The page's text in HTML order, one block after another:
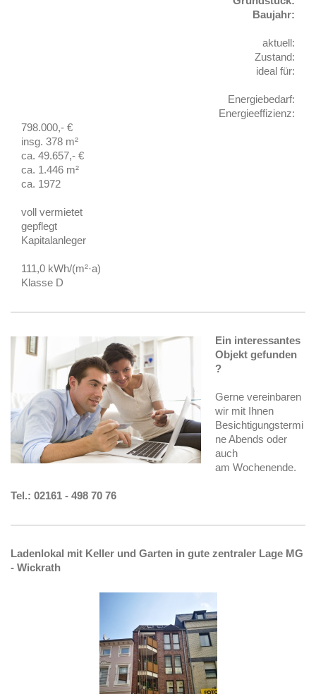
Baujahr:
aktuell:
Zustand:
ideal für:
Energiebedarf:
Energieeffizienz:
798.000,- €
insg. 378 m²
ca. 49.657,- €
ca. 1.446 m²
ca. 1972
voll vermietet
gepflegt
Kapitalanleger
111,0 kWh/(m²·a)
Klasse D
Ein interessantes
Objekt gefunden
?
Gerne vereinbaren
wir mit Ihnen
Besichtigungstermi
ne Abends oder
auch
am Wochenende.
Tel.: 02161 - 498 70 76
Ladenlokal mit Keller und Garten in gute zentraler Lage MG
- Wickrath